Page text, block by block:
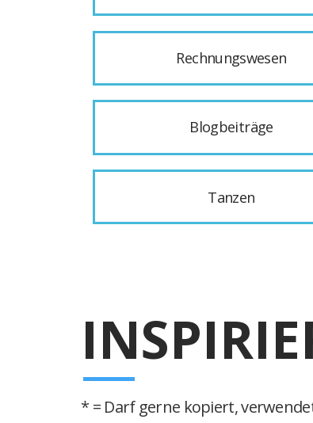
Rechnungswesen
Blogbeiträge
Tanzen
* = Darf gerne kopiert,